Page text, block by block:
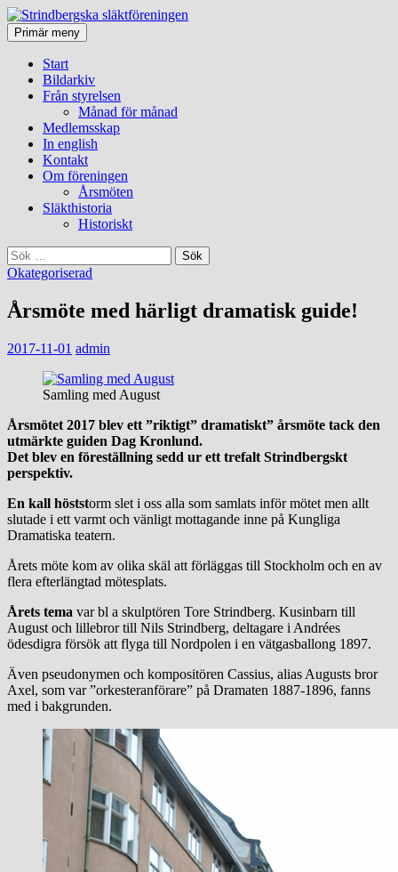
Strindbergska släktföreningen
SökPrimär meny Gå
till
Start
Bildarkiv
Från styrelsen
Månad för månad
Medlemsskap
In english
Kontakt
Om föreningen
Årsmöten
Släkthistoria
Historiskt
Sök
efter:
Okategoriserad
Årsmöte med härligt dramatisk guide!
2017-11-01 admin
Samling med August
Årsmötet 2017 blev ett ”riktigt” dramatiskt” årsmöte tack den
utmärkte guiden Dag Kronlund.
Det blev en föreställning sedd ur ett trefalt Strindbergskt
perspektiv.
En kall höststorm slet i oss alla som samlats inför mötet men allt
slutade i ett varmt och vänligt mottagande inne på Kungliga
Dramatiska teatern.
Årets möte kom av olika skäl att förläggas till Stockholm och en av
flera efterlängtad mötesplats.
Årets tema var bl a skulptören Tore Strindberg. Kusinbarn till
August och lillebror till Nils Strindberg, deltagare i Andrées
ödesdigra försök att flyga till Nordpolen i en vätgasballong 1897.
Även pseudonymen och kompositören Cassius, alias Augusts bror
Axel, som var ”orkesteranförare” på Dramaten 1887-1896, fanns
med i bakgrunden.